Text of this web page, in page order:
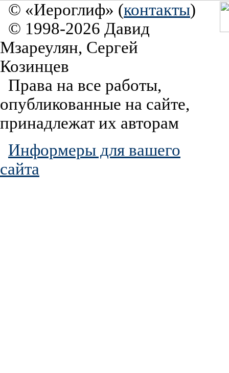
© «Иероглиф» (контакты)
© 1998-2026 Давид
Мзареулян, Сергей
Козинцев
Права на все работы,
опубликованные на сайте,
принадлежат их авторам
Информеры для вашего
сайта